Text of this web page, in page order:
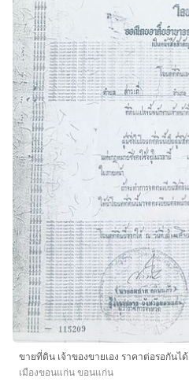
ขายที่ดิน เจ้าของขายเอง ราคาต่อรอกันได้
เมืองขอนแก่น ขอนแก่น